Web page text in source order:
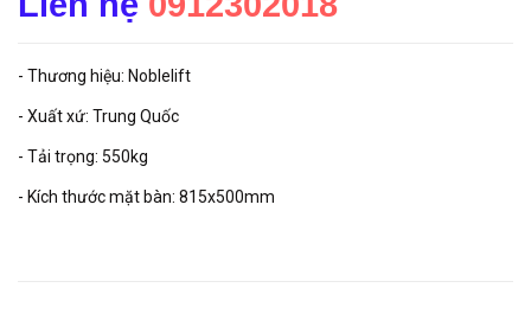
- Thương hiệu: Noblelift
- Xuất xứ: Trung Quốc
- Tải trọng: 550kg
- Kích thước mặt bàn: 815x500mm